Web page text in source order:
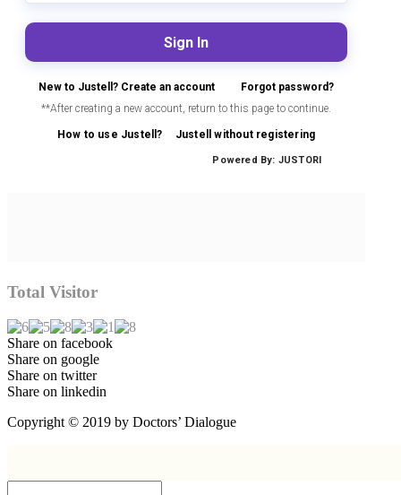
Total Visitor
Share on facebook
Share on google
Share on twitter
Share on linkedin
Copyright © 2019 by Doctors’ Dialogue